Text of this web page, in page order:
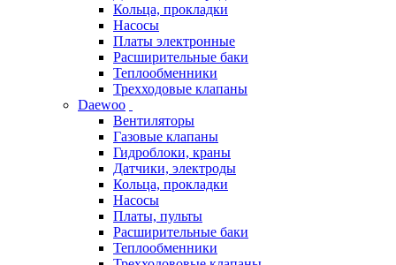
Кольца, прокладки
Насосы
Платы электронные
Расширительные баки
Теплообменники
Трехходовые клапаны
Daewoo
Вентиляторы
Газовые клапаны
Гидроблоки, краны
Датчики, электроды
Кольца, прокладки
Насосы
Платы, пульты
Расширительные баки
Теплообменники